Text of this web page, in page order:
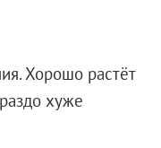
Хорошо растёт
хуже